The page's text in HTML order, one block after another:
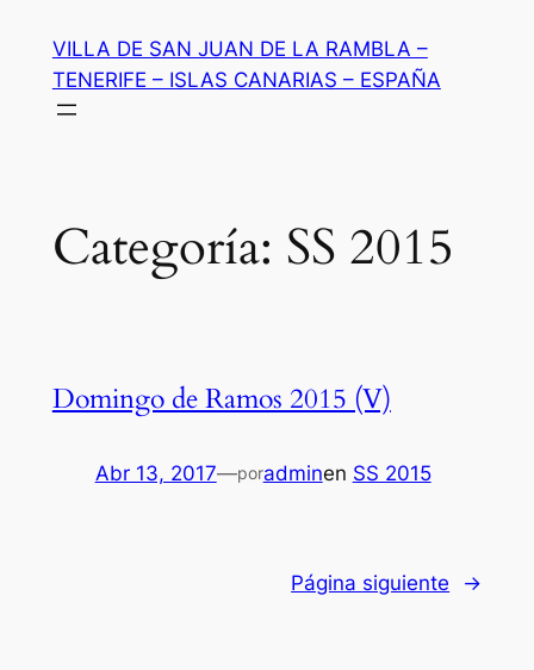
contenido
VILLA DE SAN JUAN DE LA RAMBLA –
TENERIFE – ISLAS CANARIAS – ESPAÑA
Categoría: SS 2015
Domingo de Ramos 2015 (V)
Abr 13, 2017—poradminen SS 2015
Página siguiente →